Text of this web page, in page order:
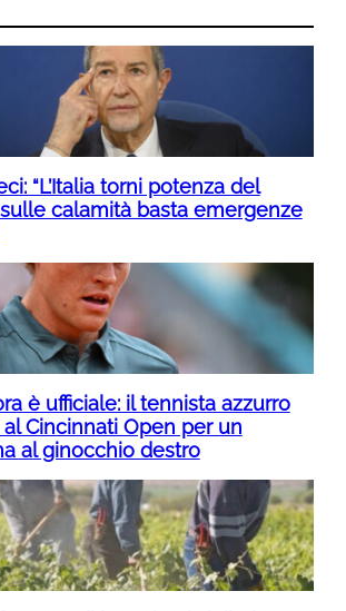
“L’Italia torni potenza del
calamità basta emergenze
è ufficiale: il tennista azzurro
Cincinnati Open per un
al ginocchio destro